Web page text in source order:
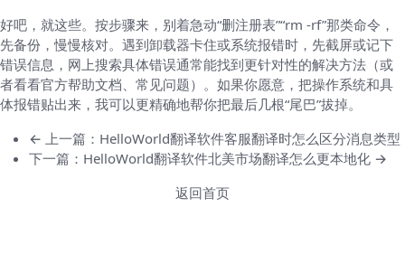
好吧，就这些。按步骤来，别着急动“删注册表”“rm -rf”那类命令，
先备份，慢慢核对。遇到卸载器卡住或系统报错时，先截屏或记下
错误信息，网上搜索具体错误通常能找到更针对性的解决方法（或
者看看官方帮助文档、常见问题）。如果你愿意，把操作系统和具
体报错贴出来，我可以更精确地帮你把最后几根“尾巴”拔掉。
← 上一篇：HelloWorld翻译软件客服翻译时怎么区分消息类型
下一篇：HelloWorld翻译软件北美市场翻译怎么更本地化 →
返回首页